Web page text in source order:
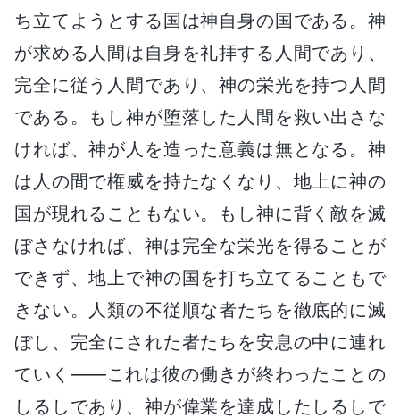
ち立てようとする国は神自身の国である。神
が求める人間は自身を礼拝する人間であり、
完全に従う人間であり、神の栄光を持つ人間
である。もし神が堕落した人間を救い出さな
ければ、神が人を造った意義は無となる。神
は人の間で権威を持たなくなり、地上に神の
国が現れることもない。もし神に背く敵を滅
ぼさなければ、神は完全な栄光を得ることが
できず、地上で神の国を打ち立てることもで
きない。人類の不従順な者たちを徹底的に滅
ぼし、完全にされた者たちを安息の中に連れ
ていく――これは彼の働きが終わったことの
しるしであり、神が偉業を達成したしるしで